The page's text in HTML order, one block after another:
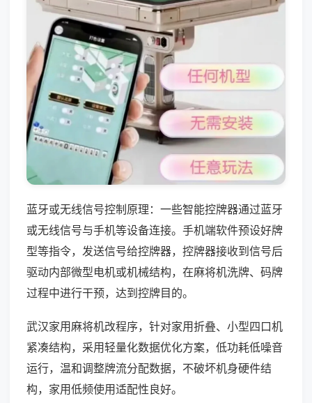
蓝牙或无线信号控制原理：一些智能控牌器通过蓝牙
或无线信号与手机等设备连接。手机端软件预设好牌
型等指令，发送信号给控牌器，控牌器接收到信号后
驱动内部微型电机或机械结构，在麻将机洗牌、码牌
过程中进行干预，达到控牌目的。
武汉家用麻将机改程序，针对家用折叠、小型四口机
紧凑结构，采用轻量化数据优化方案，低功耗低噪音
运行，温和调整牌流分配数据，不破坏机身硬件结
构，家用低频使用适配性良好。